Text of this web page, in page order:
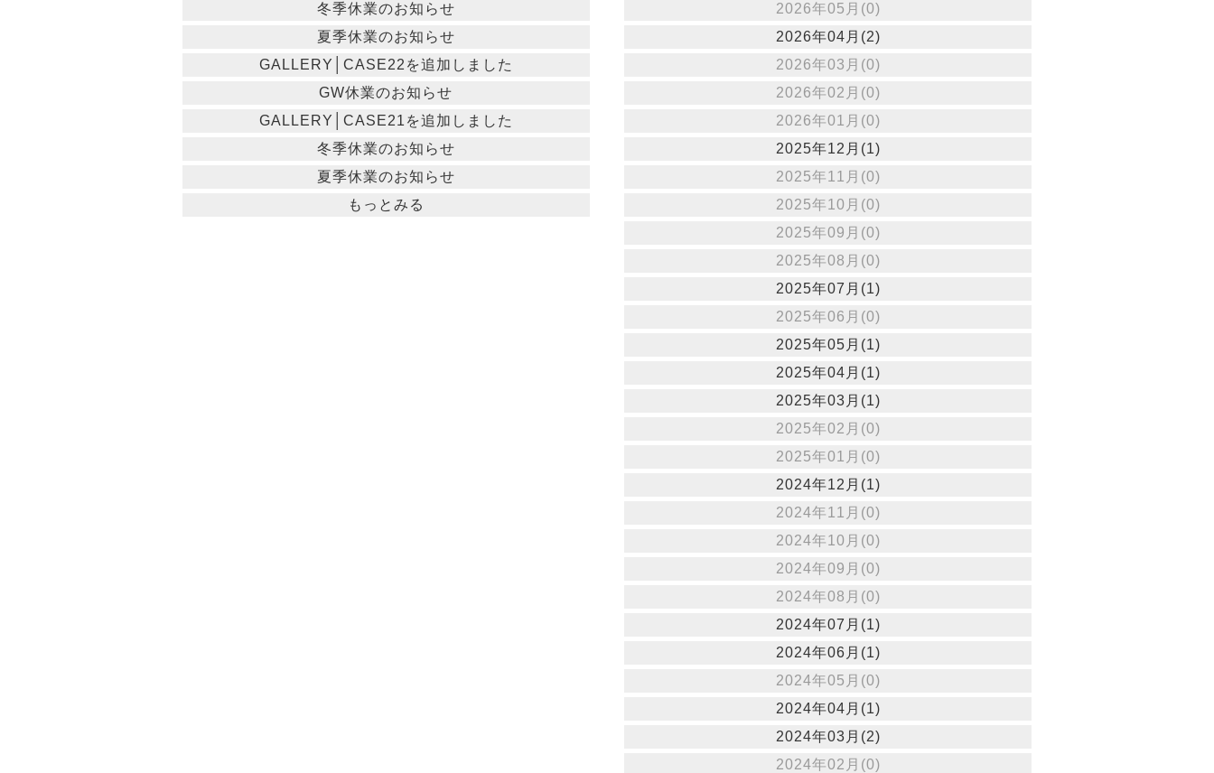
冬季休業のお知らせ
夏季休業のお知らせ
GALLERY│CASE22を追加しました
GW休業のお知らせ
GALLERY│CASE21を追加しました
冬季休業のお知らせ
夏季休業のお知らせ
もっとみる
2026年05月(0)
2026年04月(2)
2026年03月(0)
2026年02月(0)
2026年01月(0)
2025年12月(1)
2025年11月(0)
2025年10月(0)
2025年09月(0)
2025年08月(0)
2025年07月(1)
2025年06月(0)
2025年05月(1)
2025年04月(1)
2025年03月(1)
2025年02月(0)
2025年01月(0)
2024年12月(1)
2024年11月(0)
2024年10月(0)
2024年09月(0)
2024年08月(0)
2024年07月(1)
2024年06月(1)
2024年05月(0)
2024年04月(1)
2024年03月(2)
2024年02月(0)